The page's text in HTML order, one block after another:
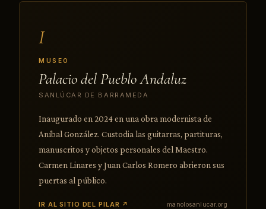
I
MUSEO
Palacio del Pueblo Andaluz
SANLÚCAR DE BARRAMEDA
Inaugurado en 2024 en una obra modernista de
Aníbal González. Custodia las guitarras, partituras,
manuscritos y objetos personales del Maestro.
Carmen Linares y Juan Carlos Romero abrieron sus
puertas al público.
IR AL SITIO DEL PILAR ↗ manolosanlucar.org